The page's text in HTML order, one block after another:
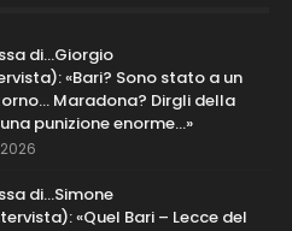
di…Giorgio
«Bari? Sono stato a un
Maradona? Dirgli della
punizione enorme…»
di…Simone
«Quel Bari – Lecce del